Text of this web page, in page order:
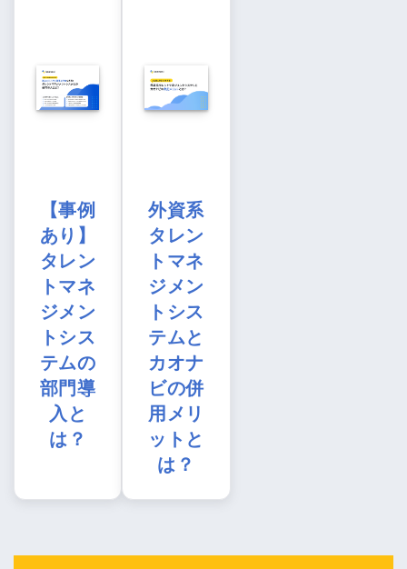
【事例
あり】
タレン
トマネ
ジメン
トシス
テムの
部門導
入と
は？
外資系
タレン
トマネ
ジメン
トシス
テムと
カオナ
ビの併
用メリ
ットと
は？